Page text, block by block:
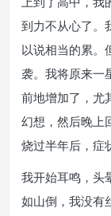
到力不从心了。
以说相当的累。
袭。我将原来一
前地增加了，尤
幻想，然后晚上
烧过半年后，症
我开始耳鸣，头
如山倒，我没有